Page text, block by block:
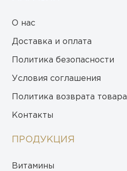
О нас
Доставка и оплата
Политика безопасности
Условия соглашения
Политика возврата товара
Контакты
ПРОДУКЦИЯ
Витамины